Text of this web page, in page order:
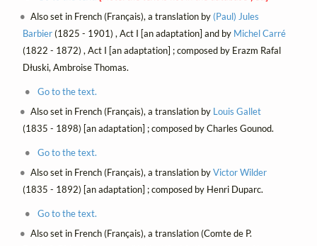
Also set in French (Français), a translation by (Paul) Jules
Barbier(1825 - 1901) , Act I [an adaptation] and by Michel Carré
(1822 - 1872) , Act I [an adaptation] ; composed by Erazm Rafal
Dłuski, Ambroise Thomas.
Go to the text.
Also set in French (Français), a translation by Louis Gallet
(1835 - 1898) [an adaptation] ; composed by Charles Gounod.
Go to the text.
Also set in French (Français), a translation byVictor Wilder
(1835 - 1892) [an adaptation] ; composed by Henri Duparc.
Go to the text.
Also set in French (Français), a translation (Comte de P.